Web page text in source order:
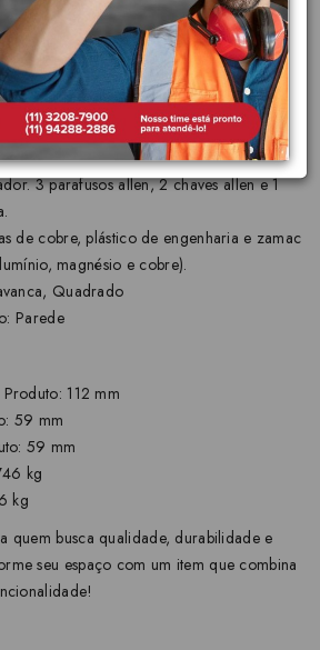
para durar a vida toda
1 volante, 1 canopla, 1 porta
3 parafusos allen, 2 chaves allen e 1
de cobre, plástico de engenharia e zamac
magnésio e cobre).
Quadrado
Parede
112 mm
59 mm
59 mm
kg
kg
quem busca qualidade, durabilidade e
seu espaço com um item que combina